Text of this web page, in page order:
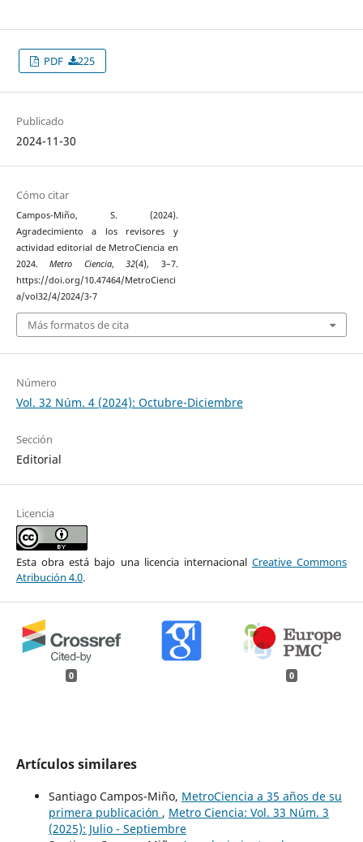
PDF 225
Publicado
2024-11-30
Cómo citar
Campos-Miño, S. (2024).
Agradecimiento a los revisores y
actividad editorial de MetroCiencia en
2024.Metro Ciencia,32(4), 3–7.
https://doi.org/10.47464/MetroCienci
a/vol32/4/2024/3-7
Más formatos de cita
Número
Vol. 32 Núm. 4 (2024): Octubre-Diciembre
Sección
Editorial
Licencia
Esta obra está bajo una licencia internacional Creative Commons
Atribución 4.0.
0 0
Artículos similares
Santiago Campos-Miño, MetroCiencia a 35 años de su
primera publicación , Metro Ciencia: Vol. 33 Núm. 3
(2025): Julio - Septiembre